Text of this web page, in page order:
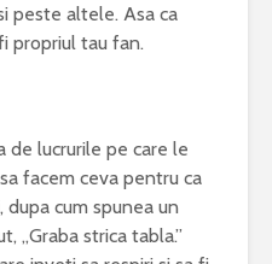
peste altele. Asa ca
propriul tau fan.
de lucrurile pe care le
facem ceva pentru ca
cum spunea un
„Graba strica tabla.”